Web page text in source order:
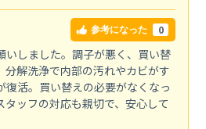
参考になった 0
いしました。調子が悪く、買い替
分解洗浄で内部の汚れやカビがす
復活。買い替えの必要がなくなっ
タッフの対応も親切で、安心して